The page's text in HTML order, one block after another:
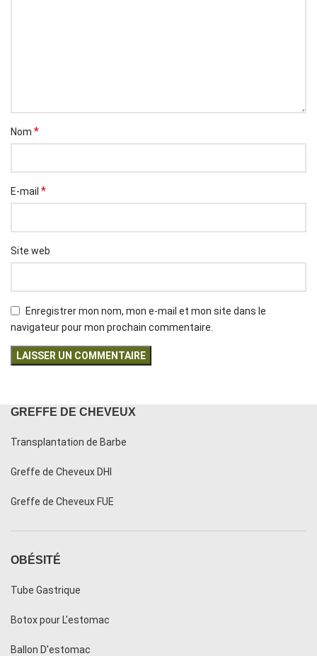
Nom *
E-mail *
Site web
Enregistrer mon nom, mon e-mail et mon site dans le
navigateur pour mon prochain commentaire.
GREFFE DE CHEVEUX
Transplantation de Barbe
Greffe de Cheveux DHI
Greffe de Cheveux FUE
OBÉSITÉ
Tube Gastrique
Botox pour L'estomac
Ballon D'estomac